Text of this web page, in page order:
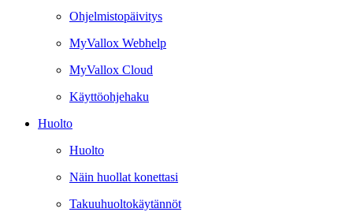
Ohjelmistopäivitys
MyVallox Webhelp
MyVallox Cloud
Käyttöohjehaku
Huolto
Huolto
Näin huollat konettasi
Takuuhuoltokäytännöt